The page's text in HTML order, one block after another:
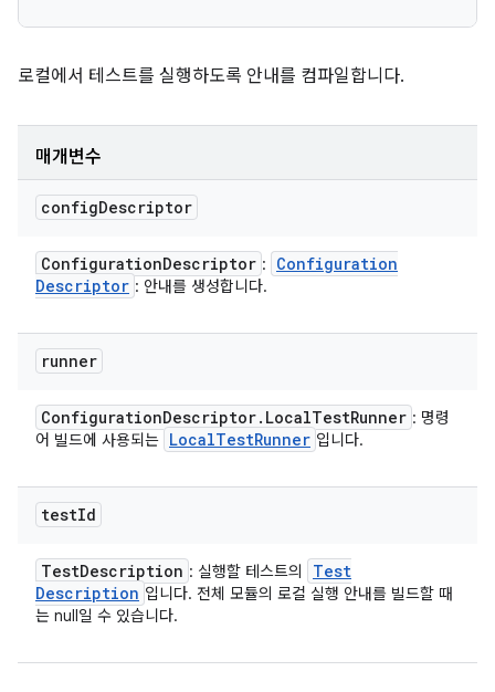
로컬에서 테스트를 실행하도록 안내를 컴파일합니다.
매개변수
configDescriptor
ConfigurationDescriptor :
Configuration
Descriptor : 안내를 생성합니다.
runner
ConfigurationDescriptor. LocalTestRunner : 명령
어 빌드에 사용되는 LocalTestRunner 입니다.
testId
TestDescription : 실행할 테스트의
Test
Description 입니다. 전체 모듈의 로컬 실행 안내를 빌드할 때
는 null일 수 있습니다.